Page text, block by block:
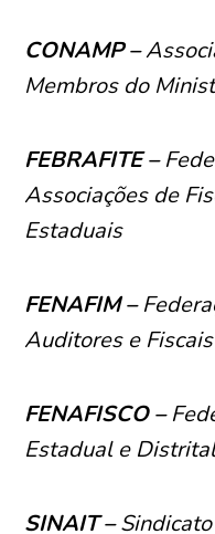
CONAMP –
Membros do
FEBRAFITE –
Associações de
Estaduais
FENAFIM –
Auditores e
FENAFISCO –
Estadual e
SINAIT –